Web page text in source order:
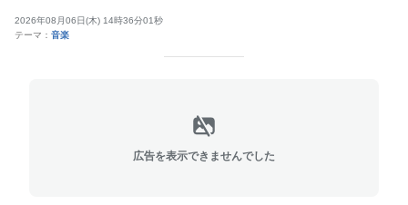
2026年08月06日(木) 14時36分01秒
テーマ： 音楽
広告を表示できませんでした